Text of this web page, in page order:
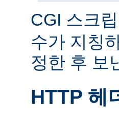
CGI 스크
수가 지칭
정한 후 보
HTTP 헤